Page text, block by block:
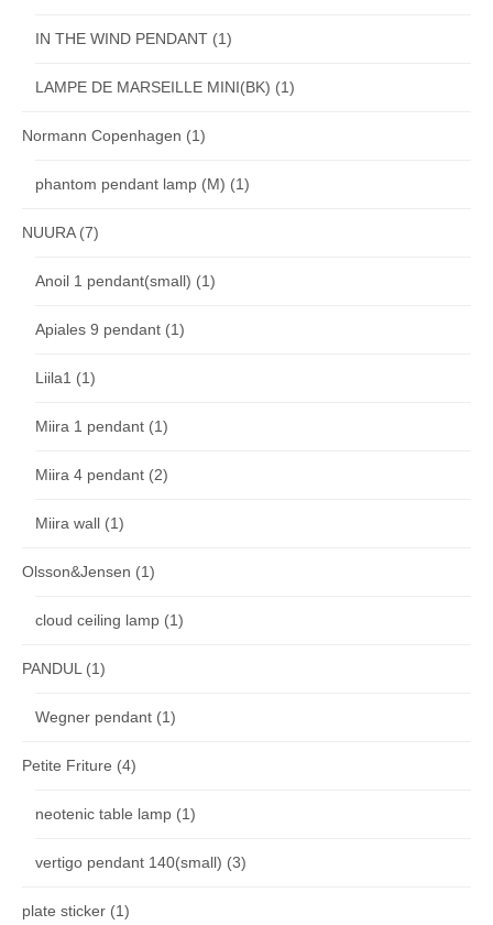
IN THE WIND PENDANT (1)
LAMPE DE MARSEILLE MINI(BK) (1)
Normann Copenhagen (1)
phantom pendant lamp (M) (1)
NUURA(7)
Anoil 1 pendant(small) (1)
Apiales 9 pendant (1)
Liila1 (1)
Miira 1 pendant (1)
Miira 4 pendant (2)
Miira wall (1)
Olsson&Jensen (1)
cloud ceiling lamp (1)
PANDUL (1)
Wegner pendant (1)
Petite Friture (4)
neotenic table lamp (1)
vertigo pendant 140(small) (3)
plate sticker (1)